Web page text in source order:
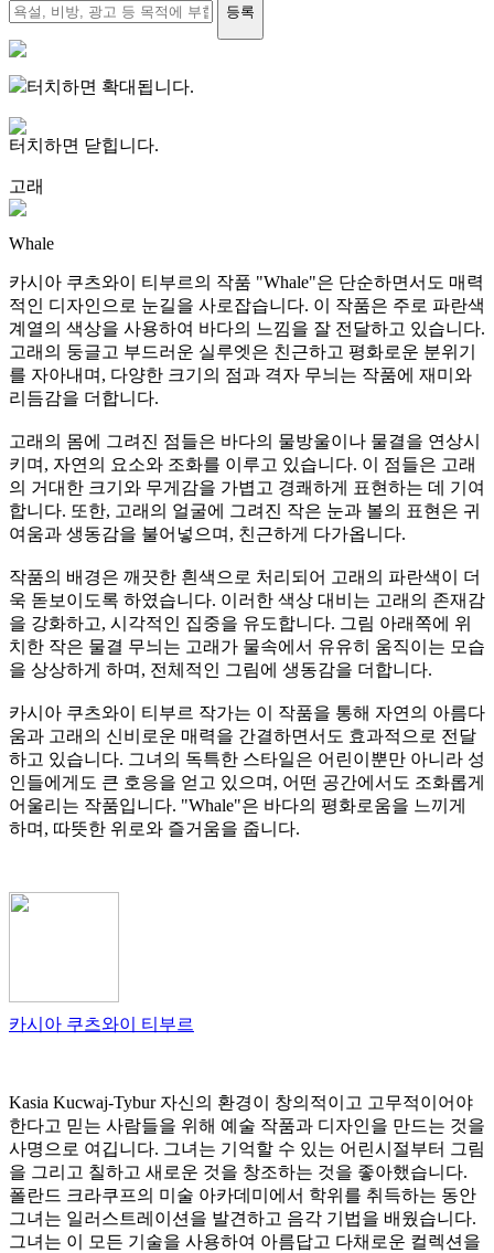
등록
터치하면 확대됩니다.
터치하면 닫힙니다.
고래
Whale
카시아 쿠츠와이 티부르의 작품 "Whale"은 단순하면서도 매력
적인 디자인으로 눈길을 사로잡습니다. 이 작품은 주로 파란색
계열의 색상을 사용하여 바다의 느낌을 잘 전달하고 있습니다.
고래의 둥글고 부드러운 실루엣은 친근하고 평화로운 분위기
를 자아내며, 다양한 크기의 점과 격자 무늬는 작품에 재미와
리듬감을 더합니다.
고래의 몸에 그려진 점들은 바다의 물방울이나 물결을 연상시
키며, 자연의 요소와 조화를 이루고 있습니다. 이 점들은 고래
의 거대한 크기와 무게감을 가볍고 경쾌하게 표현하는 데 기여
합니다. 또한, 고래의 얼굴에 그려진 작은 눈과 볼의 표현은 귀
여움과 생동감을 불어넣으며, 친근하게 다가옵니다.
작품의 배경은 깨끗한 흰색으로 처리되어 고래의 파란색이 더
욱 돋보이도록 하였습니다. 이러한 색상 대비는 고래의 존재감
을 강화하고, 시각적인 집중을 유도합니다. 그림 아래쪽에 위
치한 작은 물결 무늬는 고래가 물속에서 유유히 움직이는 모습
을 상상하게 하며, 전체적인 그림에 생동감을 더합니다.
카시아 쿠츠와이 티부르 작가는 이 작품을 통해 자연의 아름다
움과 고래의 신비로운 매력을 간결하면서도 효과적으로 전달
하고 있습니다. 그녀의 독특한 스타일은 어린이뿐만 아니라 성
인들에게도 큰 호응을 얻고 있으며, 어떤 공간에서도 조화롭게
어울리는 작품입니다. "Whale"은 바다의 평화로움을 느끼게
하며, 따뜻한 위로와 즐거움을 줍니다.
카시아 쿠츠와이 티부르
Kasia Kucwaj-Tybur 자신의 환경이 창의적이고 고무적이어야
한다고 믿는 사람들을 위해 예술 작품과 디자인을 만드는 것을
사명으로 여깁니다. 그녀는 기억할 수 있는 어린시절부터 그림
을 그리고 칠하고 새로운 것을 창조하는 것을 좋아했습니다.
폴란드 크라쿠프의 미술 아카데미에서 학위를 취득하는 동안
그녀는 일러스트레이션을 발견하고 음각 기법을 배웠습니다.
그녀는 이 모든 기술을 사용하여 아름답고 다채로운 컬렉션을